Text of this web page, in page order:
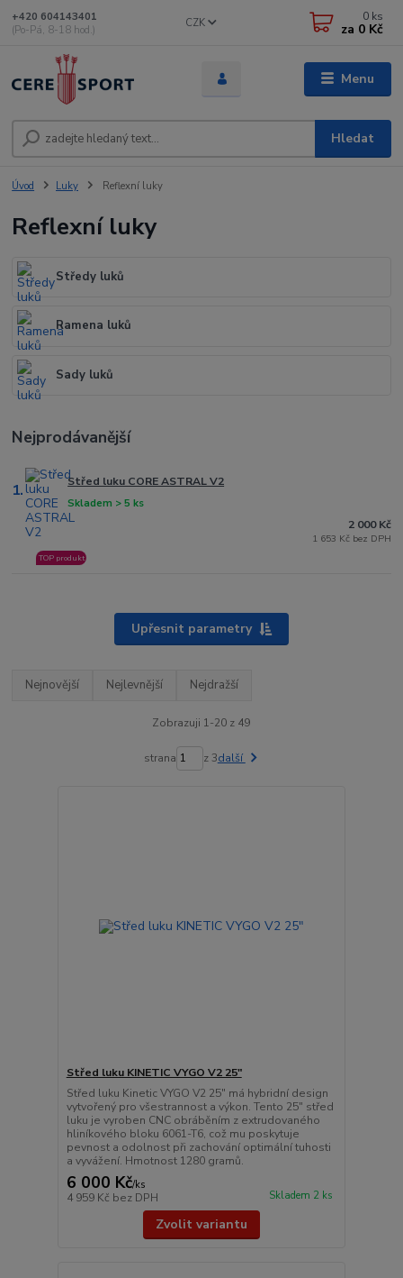
Menu
CZK
Hledat
+420 604143401
(Po-Pá, 8-18 hod.)
0 ks
za 0 Kč
Úvod Luky Reflexní luky
Reflexní luky
Středy luků
Ramena luků
Sady luků
Nejprodávanější
1. Střed luku CORE ASTRAL V2
Skladem > 5 ks
TOP produkt
2 000 Kč
1 653 Kč bez DPH
Upřesnit parametry
Nejnovější Nejlevnější Nejdražší
Zobrazuji 1-20 z 49
strana z 3další
Střed luku KINETIC VYGO V2 25"
Střed luku Kinetic VYGO V2 25" má hybridní design
vytvořený pro všestrannost a výkon. Tento 25" střed
luku je vyroben CNC obráběním z extrudovaného
hliníkového bloku 6061-T6, což mu poskytuje
pevnost a odolnost při zachování optimální tuhosti
a vyvážení. Hmotnost 1280 gramů.
6 000 Kč/ks
4 959 Kč bez DPH Skladem 2 ks
Zvolit variantu